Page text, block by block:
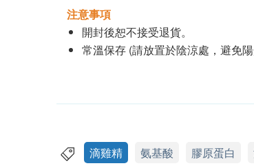
注意事項
開封後恕不接受退貨。
常溫保存 (請放置於陰涼處，避免
滴雞精 氨基酸 膠原蛋白